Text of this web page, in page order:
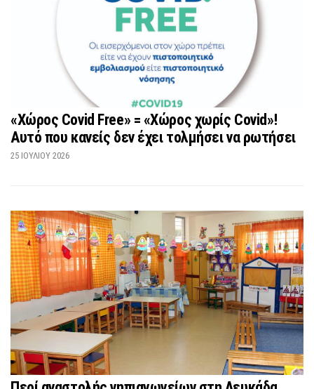
«Χώρος Covid Free» = «Χώρος χωρίς Covid»!
Αυτό που κανείς δεν έχει τολμήσει να ρωτήσει
25 ΙΟΥΛΊΟΥ 2026